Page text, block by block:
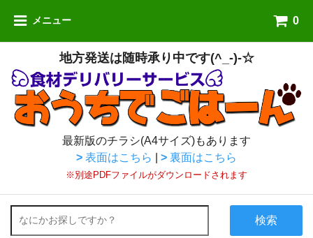
メニュー 0
地方発送は随時承り中です(^_-)-☆
最新版のチラシ(A4サイズ)もあります
> 表面はこちら > 裏面はこちら
※別途PDFファイルがダウンロードされます
検索